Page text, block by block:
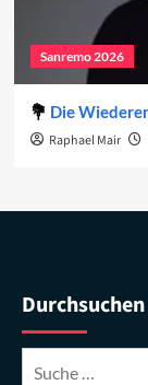
Sanremo 2026
Die
Raphael Mair
Durchsuchen